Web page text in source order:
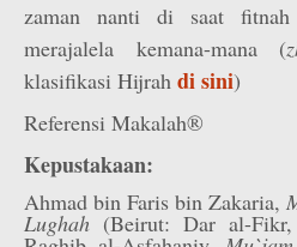
zaman nanti di saat fitnah
merajalela kemana-mana (
klasifikasi Hijrah di sini)
Referensi Makalah®
Kepustakaan:
Ahmad bin Faris bin Zakaria,
Lughah (Beirut: Dar al-